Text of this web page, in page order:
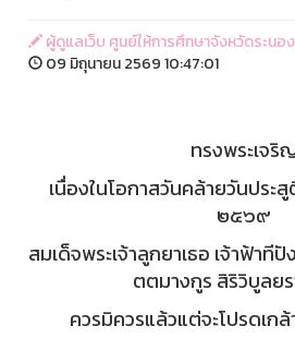
ผู้ดูแลเว็บ ศูนย์ให้การศึกษาจังหวัดระนอง
09 มิถุนายน 2569 10:47:01
ทรงพระเจริ
เนื่องในโอกาสวันคล้ายวันประ
๒๕๖๙
สมเด็จพระเจ้าลูกยาเธอ เจ้าฟ้าที
ตตมางกูร สิริวิบูลย
ควรมิควรแล้วแต่จะโปรดเก